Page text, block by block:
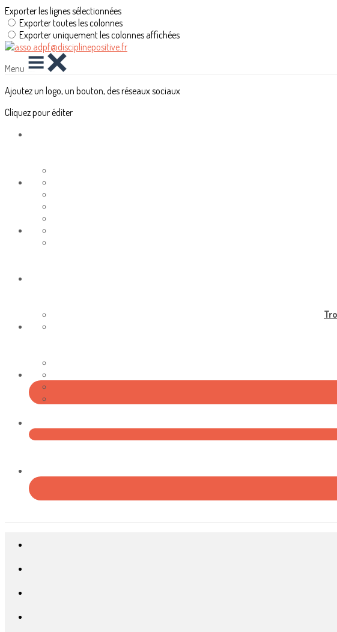
Exporter les lignes sélectionnées
Exporter toutes les colonnes
Exporter uniquement les colonnes affichées
Menu
Ajoutez un logo, un bouton, des réseaux sociaux
Cliquez pour éditer